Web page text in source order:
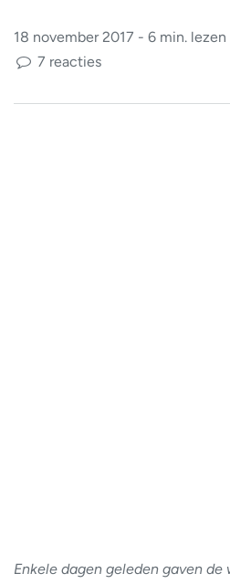
18 november 2017 - 6 min. lezen
7 reacties
Enkele dagen geleden gaven